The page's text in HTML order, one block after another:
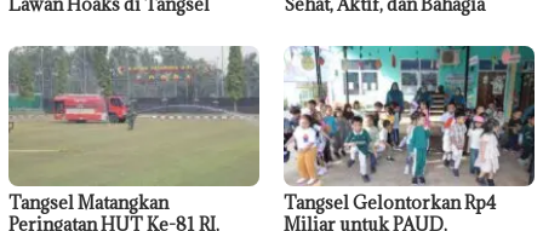
Lawan Hoaks di Tangsel
Sehat, Aktif, dan Bahagia
Tangsel Matangkan
Peringatan HUT Ke-81 RI,
Tangsel Gelontorkan Rp4
Miliar untuk PAUD,